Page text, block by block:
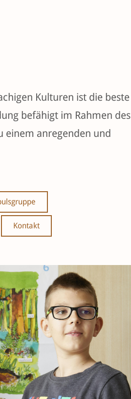
Kulturen ist die beste
befähigt im Rahmen des
einem anregenden und
Kontakt